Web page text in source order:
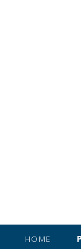
HOME